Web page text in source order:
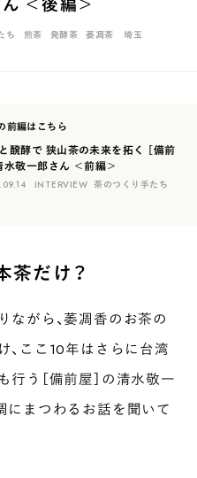
静岡 東京
栃木 熊本 島根
ち 煎茶 発酵茶 萎凋茶 埼玉
前編はこちら
醗酵で 狭山茶の未来を拓く ［備前
水敬一郎さん ＜前編＞
INTERVIEW 茶のつくり手たち
茶だけ？
がら、萎凋香のお茶の
、ここ10年はさらに台湾
う［備前屋］の清水敬一
にまつわるお話を聞いて